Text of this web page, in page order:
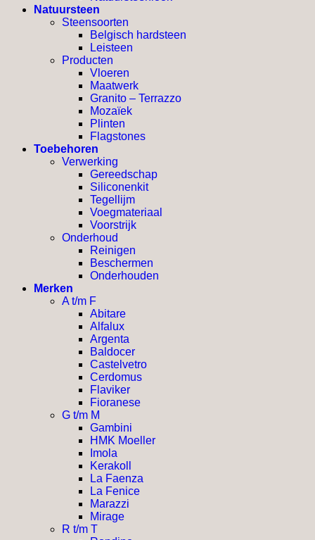
Natuursteen
Steensoorten
Belgisch hardsteen
Leisteen
Producten
Vloeren
Maatwerk
Granito – Terrazzo
Mozaïek
Plinten
Flagstones
Toebehoren
Verwerking
Gereedschap
Siliconenkit
Tegellijm
Voegmateriaal
Voorstrijk
Onderhoud
Reinigen
Beschermen
Onderhouden
Merken
A t/m F
Abitare
Alfalux
Argenta
Baldocer
Castelvetro
Cerdomus
Flaviker
Fioranese
G t/m M
Gambini
HMK Moeller
Imola
Kerakoll
La Faenza
La Fenice
Marazzi
Mirage
R t/m T